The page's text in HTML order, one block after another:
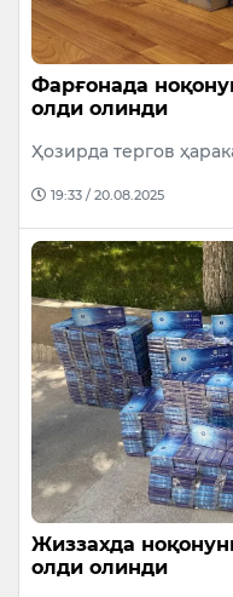
Фарғонада
олди олинди
Ҳозирда тергов
19:33 / 20.08.2025
Жиззахда
олди олинди